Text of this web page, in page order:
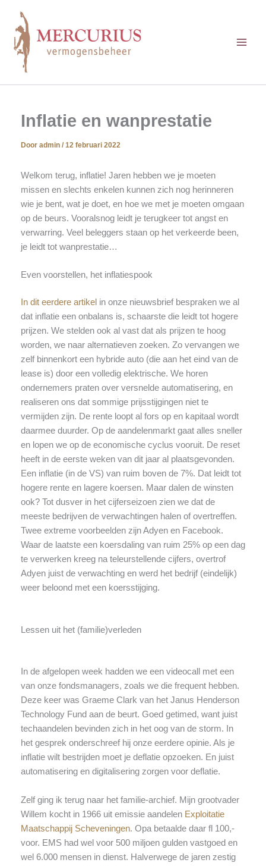
inhoud
Inflatie en wanprestatie
Door admin / 12 februari 2022
Welkom terug, inflatie! Jaren hebben we je moeten
missen en slechts enkelen kunnen zich nog herinneren
wie je bent, wat je doet, en hoe we met je moeten omgaan
op de beurs. Vooralsnog leidt je terugkeer tot angst en
verwarring. Veel beleggers staan op het verkeerde been,
je leidt tot wanprestatie…
Even voorstellen, het inflatiespook
In dit eerdere artikel in onze nieuwsbrief bespraken we al
dat inflatie een onbalans is, schaarste die leidt tot hogere
prijzen. We stelden ook al vast dat als prijzen te hoog
worden, we naar alternatieven zoeken. Zo vervangen we
zelf binnenkort een hybride auto (die aan het eind van de
lease is) door een volledig elektrische. We horen
ondernemers praten over versnelde automatisering, en
realiseren ons dat sommige prijsstijgingen niet te
vermijden zijn. De rente loopt al fors op en kapitaal wordt
daarmee duurder. Op de aandelenmarkt gaat alles sneller
en lopen we op de economische cyclus vooruit. De reset
heeft in de eerste weken van dit jaar al plaatsgevonden.
Een inflatie (in de VS) van ruim boven de 7%. Dat leidt tot
hogere rente en lagere koersen. Maar dalen de winsten
ook? Tot dusver in het cijferseizoen zien we dat de
meeste bedrijven de verwachtingen halen of overtreffen.
Twee extreme voorbeelden zijn Adyen en Facebook.
Waar de laatste een koersdaling van ruim 25% op een dag
te verwerken kreeg na teleurstellende cijfers, overtrof
Adyen juist de verwachting en werd het bedrijf (eindelijk)
weer beloond met een koersstijging.
Lessen uit het (familie)verleden
In de afgelopen week hadden we een videocall met een
van onze fondsmanagers, zoals we die frequent hebben.
Deze keer was Graeme Clark van het Janus Henderson
Technology Fund aan de beurt. Goed getimed, want juist
techaandelen bevinden zich in het oog van de storm. In
het gesprek onderschreef hij onze eerdere opinie. Als je
inflatie wilt bestrijden moet je deflatie opzoeken. En juist
automatisering en digitalisering zorgen voor deflatie.
Zelf ging ik terug naar het familie-archief. Mijn grootvader
Willem kocht in 1966 uit emissie aandelen Exploitatie
Maatschappij Scheveningen. Opa betaalde daar fl 100,-
voor. EMS had wel voor 500 miljoen gulden vastgoed en
wel 6.000 mensen in dienst. Halverwege de jaren zestig